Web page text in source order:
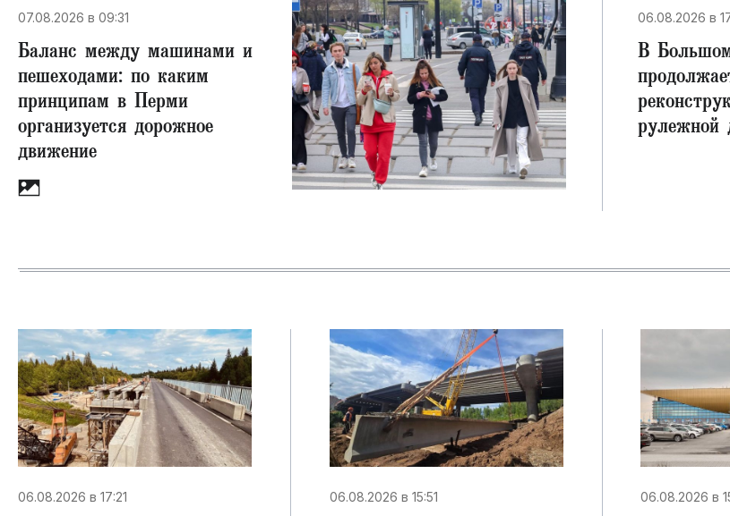
07.08.2026 в 09:31
Баланс между машинами и
пешеходами: по каким
принципам в Перми
организуется дорожное
движение
06.08.2026 в
В
рулежной
06.08.2026 в 17:21 06.08.2026 в 15:51 06.08.2026 в